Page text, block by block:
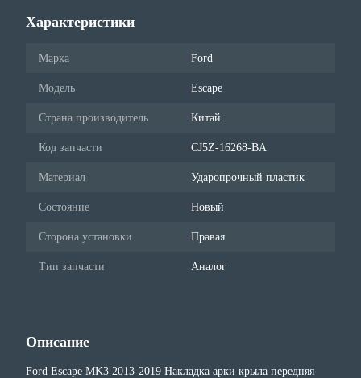
Характеристики
Марка Ford
Модель Escape
Страна производитель Китай
Код запчасти CJ5Z-16268-BA
Материал Ударопрочный пластик
Состояние Новый
Сторона установки Правая
Тип запчасти Аналог
Описание
Ford Escape MK3 2013-2019 Накладка арки крыла передняя